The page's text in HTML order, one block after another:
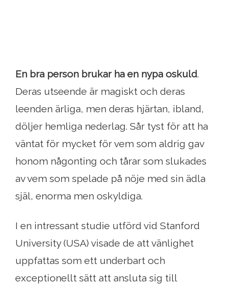
En bra person brukar ha en nypa oskuld.
Deras utseende är magiskt och deras
leenden ärliga, men deras hjärtan, ibland,
döljer hemliga nederlag. Sår tyst för att ha
väntat för mycket för vem som aldrig gav
honom någonting och tårar som slukades
av vem som spelade på nöje med sin ädla
själ, enorma men oskyldiga.
I en intressant studie utförd vid Stanford
University (USA) visade de att vänlighet
uppfattas som ett underbart och
exceptionellt sätt att ansluta sig till